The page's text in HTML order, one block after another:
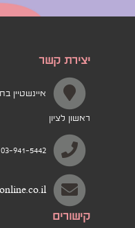
יצירת קשר
ראשון לציון
03-941-5442
קישורים